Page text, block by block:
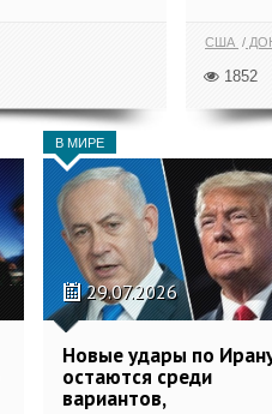
США
1852
В МИРЕ
29.07.2026
Новые удары по
остаются среди
вариантов,